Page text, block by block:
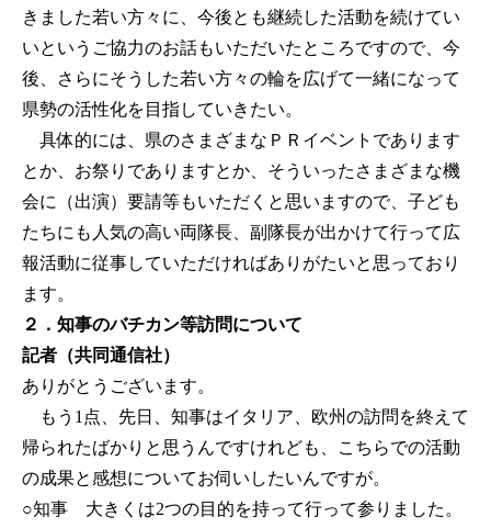
きました若い方々に、今後とも継続した活動を続けてい
いというご協力のお話もいただいたところですので、今
後、さらにそうした若い方々の輪を広げて一緒になって
県勢の活性化を目指していきたい。
具体的には、県のさまざまなＰＲイベントであります
とか、お祭りでありますとか、そういったさまざまな機
会に（出演）要請等もいただくと思いますので、子ども
たちにも人気の高い両隊長、副隊長が出かけて行って広
報活動に従事していただければありがたいと思っており
ます。
２．知事のバチカン等訪問について
記者（共同通信社）
ありがとうございます。
もう1点、先日、知事はイタリア、欧州の訪問を終えて
帰られたばかりと思うんですけれども、こちらでの活動
の成果と感想についてお伺いしたいんですが。
○知事 大きくは2つの目的を持って行って参りました。